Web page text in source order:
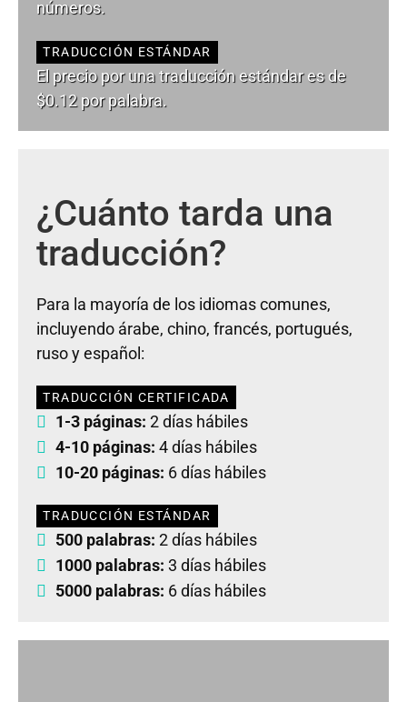
números.
TRADUCCIÓN ESTÁNDAR
El precio por una traducción estándar es de
$0.12 por palabra.
¿Cuánto tarda una
traducción?
Para la mayoría de los idiomas comunes,
incluyendo árabe, chino, francés, portugués,
ruso y español:
TRADUCCIÓN CERTIFICADA
1-3 páginas: 2 días hábiles
4-10 páginas: 4 días hábiles
10-20 páginas: 6 días hábiles
TRADUCCIÓN ESTÁNDAR
500 palabras: 2 días hábiles
1000 palabras: 3 días hábiles
5000 palabras: 6 días hábiles